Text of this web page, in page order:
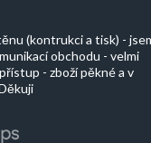
(kontrukci a tisk) -
obchodu - velmi
- zboží pěkné a v